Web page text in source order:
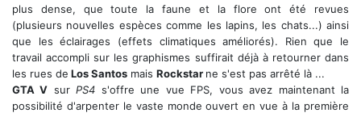
plus dense, que toute la faune et la flore ont été revues
(plusieurs nouvelles espèces comme les lapins, les chats...) ainsi
que les éclairages (effets climatiques améliorés). Rien que le
travail accompli sur les graphismes suffirait déjà à retourner dans
les rues de Los Santos mais Rockstar ne s'est pas arrêté là ...
GTA V surPS4 s'offre une vue FPS, vous avez maintenant la
possibilité d'arpenter le vaste monde ouvert en vue à la première